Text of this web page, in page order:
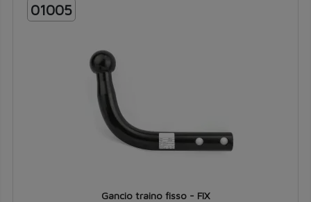
01005
Gancio traino fisso - FIX